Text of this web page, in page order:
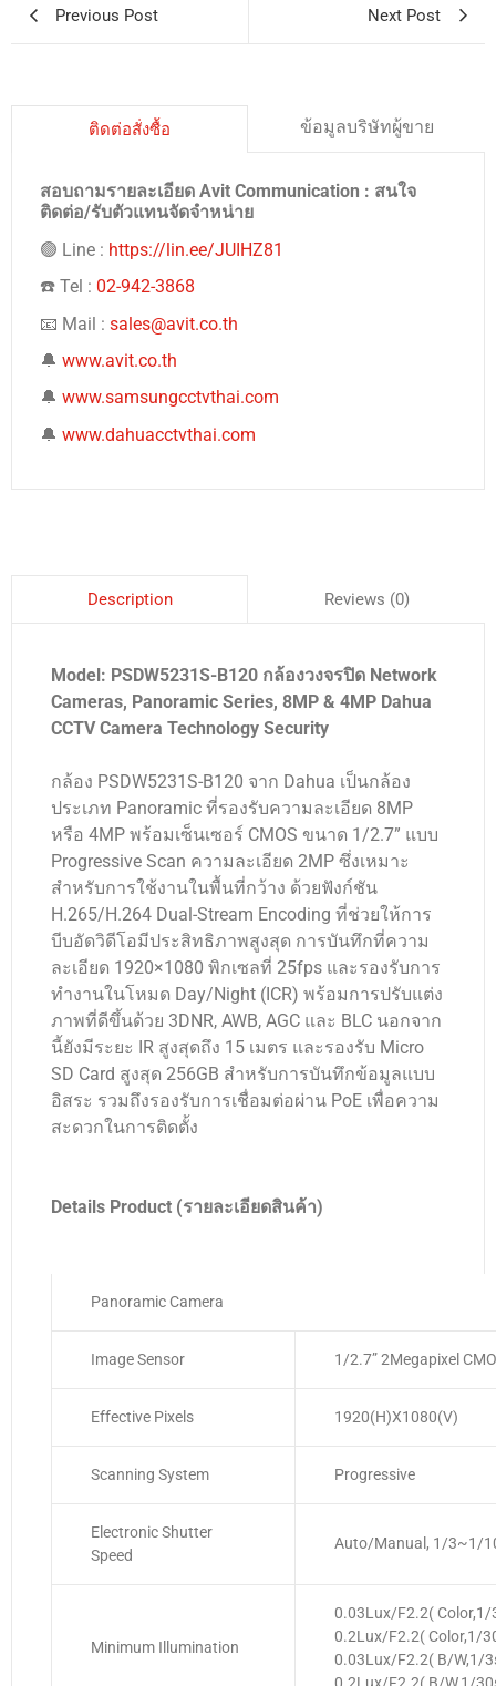
Previous Post Next Post
ติดต่อสั่งซื้อ ข้อมูลบริษัทผู้ขาย
สอบถามรายละเอียด Avit Communication : สนใจ
ติดต่อ/รับตัวแทนจัดจำหน่าย
🟢 Line : https://lin.ee/JUIHZ81
☎️ Tel : 02-942-3868
📧 Mail : sales@avit.co.th
🔔 www.avit.co.th
🔔 www.samsungcctvthai.com
🔔 www.dahuacctvthai.com
Description Reviews (0)
Model: PSDW5231S-B120 กล้องวงจรปิด Network
Cameras, Panoramic Series, 8MP & 4MP Dahua
CCTV Camera Technology Security
กล้อง PSDW5231S-B120 จาก Dahua เป็นกล้อง
ประเภท Panoramic ที่รองรับความละเอียด 8MP
หรือ 4MP พร้อมเซ็นเซอร์ CMOS ขนาด 1/2.7” แบบ
Progressive Scan ความละเอียด 2MP ซึ่งเหมาะ
สำหรับการใช้งานในพื้นที่กว้าง ด้วยฟังก์ชัน
H.265/H.264 Dual-Stream Encoding ที่ช่วยให้การ
บีบอัดวิดีโอมีประสิทธิภาพสูงสุด การบันทึกที่ความ
ละเอียด 1920×1080 พิกเซลที่ 25fps และรองรับการ
ทำงานในโหมด Day/Night (ICR) พร้อมการปรับแต่ง
ภาพที่ดีขึ้นด้วย 3DNR, AWB, AGC และ BLC นอกจาก
นี้ยังมีระยะ IR สูงสุดถึง 15 เมตร และรองรับ Micro
SD Card สูงสุด 256GB สำหรับการบันทึกข้อมูลแบบ
อิสระ รวมถึงรองรับการเชื่อมต่อผ่าน PoE เพื่อความ
สะดวกในการติดตั้ง
Details Product (รายละเอียดสินค้า)
Panoramic Camera
Image Sensor 1/2.7” 2Megapixel
Effective Pixels 1920(H)x1080(V)
Scanning System Progressive
Electronic Shutter
Speed
Auto/Manual, 1/3~1/
Minimum Illumination
0.03Lux/F2.2( Color,1/
0.2Lux/F2.2( Color,1/
0.03Lux/F2.2( B/W,1/